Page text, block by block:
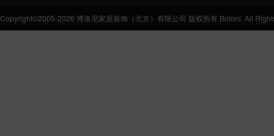
Copyright©2005-2026 博洛尼家居装饰（北京）有限公司 版权所有 Boloni. All